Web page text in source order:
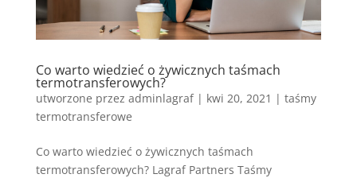
Co warto wiedzieć o żywicznych taśmach
termotransferowych?
utworzone przez adminlagraf| kwi 20, 2021 | taśmy
termotransferowe
Co warto wiedzieć o żywicznych taśmach
termotransferowych? Lagraf Partners Taśmy